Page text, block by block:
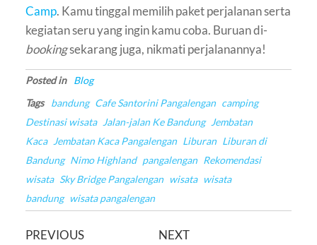
Camp. Kamu tinggal memilih paket perjalanan serta
kegiatan seru yang ingin kamu coba. Buruan di-
bookingsekarang juga, nikmati perjalanannya!
Posted in
Blog
Tags
bandung Cafe Santorini Pangalengan camping
Destinasi wisata
Jalan-jalan Ke Bandung
Jembatan
Kaca
Jembatan Kaca Pangalengan Liburan Liburan di
Bandung Nimo Highland pangalengan Rekomendasi
wisata Sky Bridge Pangalengan wisata wisata
bandung wisata pangalengan
PREVIOUS
NEXT